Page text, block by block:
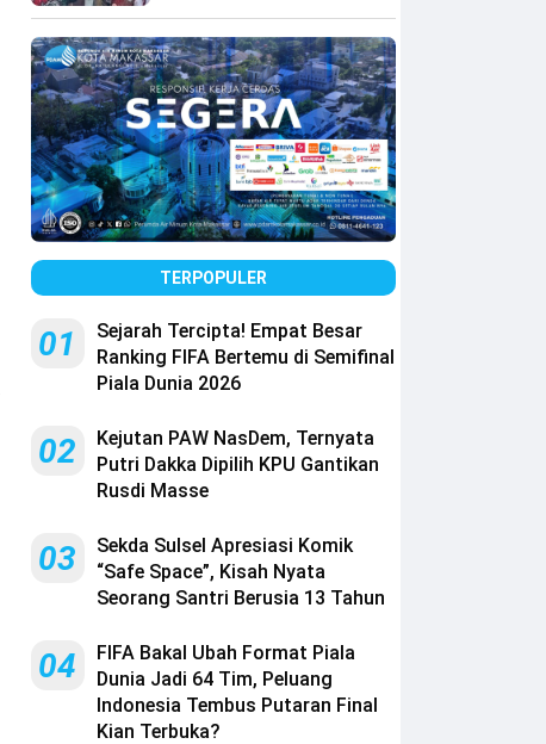
TERPOPULER
01
Sejarah Tercipta! Empat Besar
Ranking FIFA Bertemu di Semifinal
Piala Dunia 2026
02
Kejutan PAW NasDem, Ternyata
Putri Dakka Dipilih KPU Gantikan
Rusdi Masse
03
Sekda Sulsel Apresiasi Komik
“Safe Space”, Kisah Nyata
Seorang Santri Berusia 13 Tahun
04
FIFA Bakal Ubah Format Piala
Dunia Jadi 64 Tim, Peluang
Indonesia Tembus Putaran Final
Kian Terbuka?